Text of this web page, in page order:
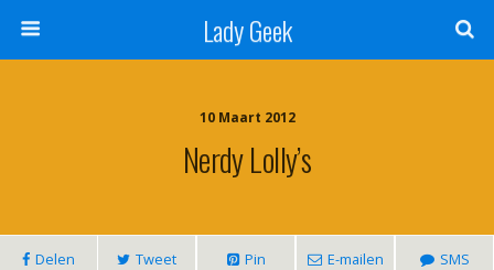
Lady Geek
10 Maart 2012
Nerdy Lolly’s
Delen Tweet Pin E-mailen SMS